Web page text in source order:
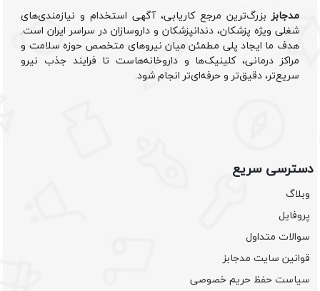
مدجابزبزرگ‌ترین مرجع کاریابی، آگهی استخدام و نیازمندی‌های
شغلی ویژه پزشکان، دندانپزشکان و داروسازان در سراسر ایران است.
هدف ما ایجاد پلی مطمئن میان نیروهای متخصص حوزه سلامت و
مراکز درمانی، کلینیک‌ها و داروخانه‌هاست تا فرایند جذب نیرو
سریع‌تر، دقیق‌تر و حرفه‌ای‌تر انجام شود.
دسترسی سریع
وبلاگ
پروفایل
سوالات متداول
قوانین سایت مدجابز
سیاست حفظ حریم خصوصی